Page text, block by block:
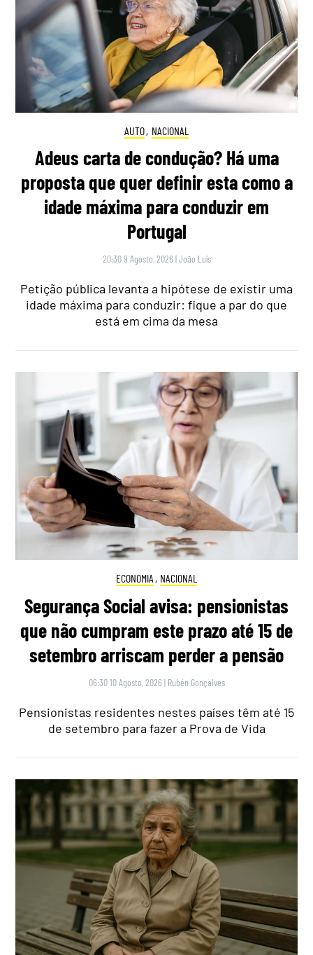
AUTO, NACIONAL
Adeus carta de condução? Há uma
proposta que quer definir esta como a
idade máxima para conduzir em
Portugal
20:30 9 Agosto, 2026 |João Luís
Petição pública levanta a hipótese de existir uma
idade máxima para conduzir: fique a par do que
está em cima da mesa
ECONOMIA , NACIONAL
Segurança Social avisa: pensionistas
que não cumpram este prazo até 15 de
setembro arriscam perder a pensão
06:30 10 Agosto, 2026 | Rubén Gonçalves
Pensionistas residentes nestes países têm até 15
de setembro para fazer a Prova de Vida